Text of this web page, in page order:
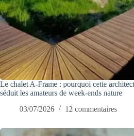
Le chalet A-Frame : pourquoi cette
séduit les amateurs de week-ends nature
03/07/2026
12 commentaires